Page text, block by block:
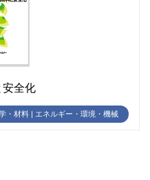
安全化
・材料 | エネルギー・環境・機械